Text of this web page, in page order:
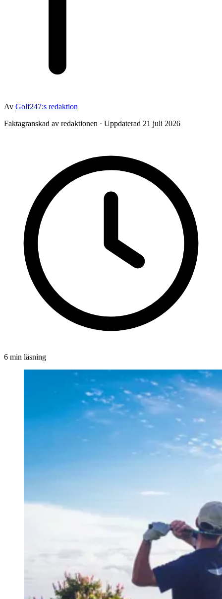
Av Golf247:s redaktion
Faktagranskad av redaktionen · Uppdaterad 21 juli 2026
6 min läsning